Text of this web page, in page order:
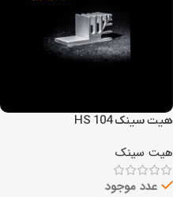
هیت سینک HS 104
هیت سینک
عدد موجود